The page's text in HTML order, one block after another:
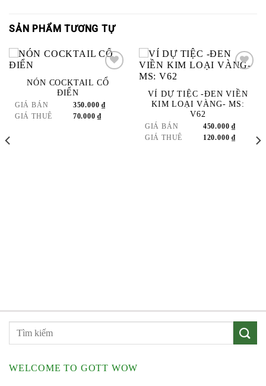
SẢN PHẨM TƯƠNG TỰ
WISHLIST
NÓN COCKTAIL CỔ
ĐIỂN
GIÁ BÁN 350.000₫
GIÁ THUÊ
70.000₫
ADD
TO
WISHLIST
VÍ DỰ TIỆC -ĐEN VIỀN
KIM LOẠI VÀNG- MS:
V62
GIÁ BÁN 450.000₫
GIÁ THUÊ
120.000₫
WELCOME TO GOTT WOW